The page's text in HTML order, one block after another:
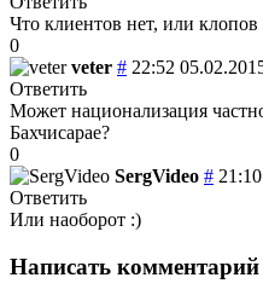
Что клиентов нет, или клопов
0
veter # 22:52
Ответить
Может национализация
Бахчисарае?
0
SergVideo #
Ответить
Или наоборот :)
Написать комментарий